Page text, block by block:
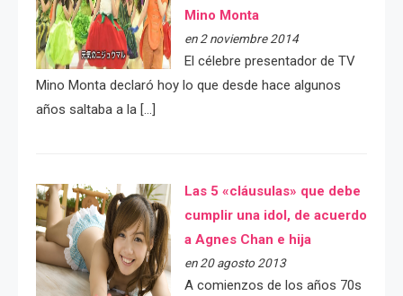
Mino Monta
en 2 noviembre 2014
El célebre presentador de TV
Mino Monta declaró hoy lo que desde hace algunos
años saltaba a la […]
Las 5 «cláusulas» que debe
cumplir una idol, de acuerdo
a Agnes Chan e hija
en 20 agosto 2013
A comienzos de los años 70s